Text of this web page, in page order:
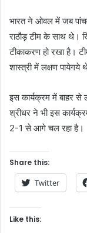
भारत ने ओवल में जब
राठौड़ टीम के साथ थे।
टीकाकरण हो रखा है।
शास्त्री में लक्षण पायेगये
इस कार्यक्रम में बाहर से
श्रीधर ने भी इस
2-1से आगे चल रहा है।
Share this:
Twitter
Like this: